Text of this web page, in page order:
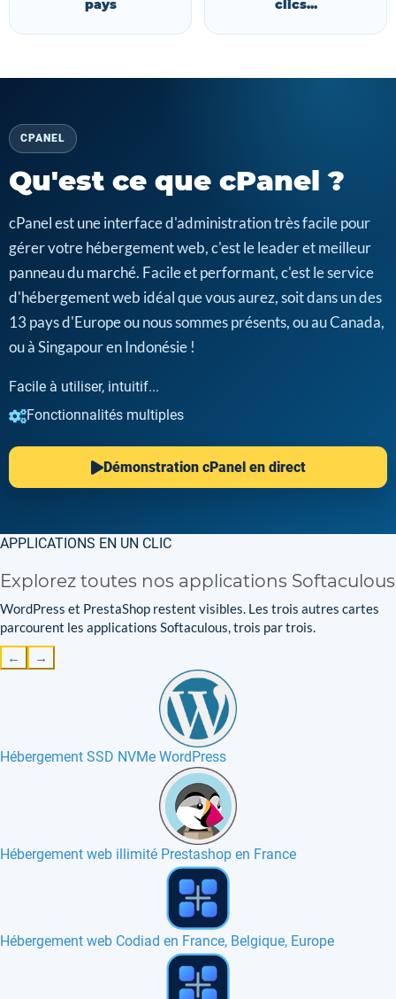
pays clics...
CPANEL
Qu'est ce que cPanel ?
cPanel est une interface d'administration très facile pour
gérer votre hébergement web, c'est le leader et meilleur
panneau du marché. Facile et performant, c'est le service
d'hébergement web idéal que vous aurez, soit dans un des
13 pays d'Europe ou nous sommes présents, ou au Canada,
ou à Singapour en Indonésie !
Facile à utiliser, intuitif...
Fonctionnalités multiples
Démonstration cPanel en direct
APPLICATIONS EN UN CLIC
Explorez toutes nos applications Softaculous
WordPress et PrestaShop restent visibles. Les trois autres cartes
parcourent les applications Softaculous, trois par trois.
← →
Hébergement SSD NVMe WordPress
Hébergement web illimité Prestashop en France
Hébergement web en France, Europe, Canada